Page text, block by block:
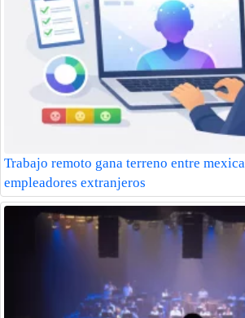
Trabajo remoto gana terreno entre
empleadores extranjeros